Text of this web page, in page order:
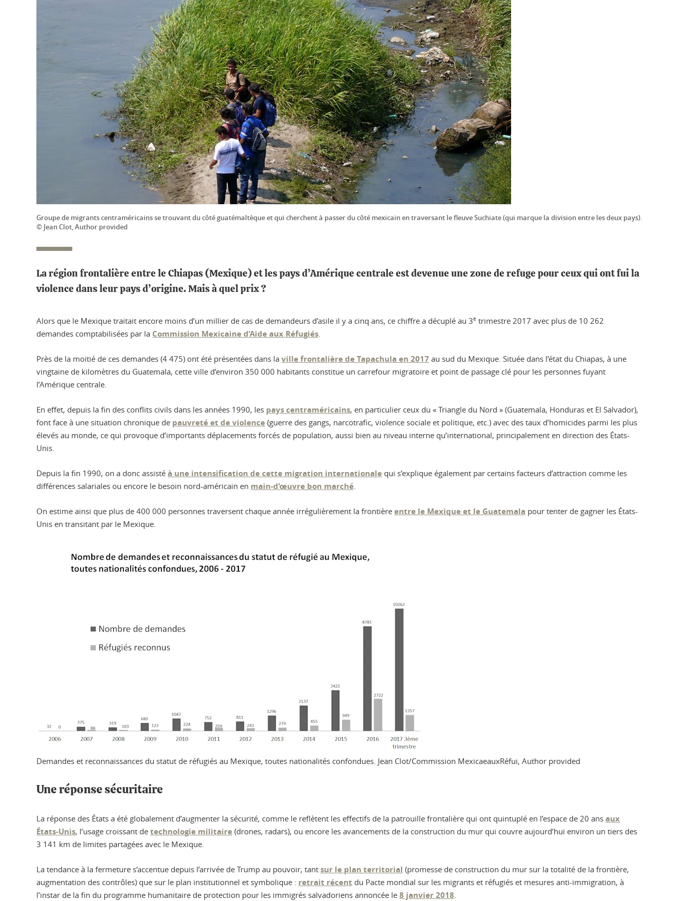
Groupe de migrants centraméricains se trouvant du côté guatémaltèque et qui cherchent à passer du côté mexicain en traversant le fleuve Suchiate (qui marque la division entre les deux pays).
© Jean Clot, Author provided
La région frontalière entre le Chiapas (Mexique) et les pays d’Amérique centrale est devenue une zone de refuge pour ceux qui ont fui la
violence dans leur pays d’origine. Mais à quel prix ?
Alors que le Mexique traitait encore moins d’un millier de cas de demandeurs d’asile il y a cinq ans, ce chiffre a décuplé au 3e trimestre 2017 avec plus de 10 262
demandes comptabilisées par la Commission Mexicaine d’Aide aux Réfugiés.
Près de la moitié de ces demandes (4 475) ont été présentées dans la ville frontalière de Tapachula en 2017 au sud du Mexique. Située dans l’état du Chiapas, à une
vingtaine de kilomètres du Guatemala, cette ville d’environ 350 000 habitants constitue un carrefour migratoire et point de passage clé pour les personnes fuyant
l’Amérique centrale.
En effet, depuis la fin des conflits civils dans les années 1990, les pays centraméricains, en particulier ceux du « Triangle du Nord » (Guatemala, Honduras et El Salvador),
font face à une situation chronique de pauvreté et de violence (guerre des gangs, narcotrafic, violence sociale et politique, etc.) avec des taux d’homicides parmi les plus
élevés au monde, ce qui provoque d’importants déplacements forcés de population, aussi bien au niveau interne qu’international, principalement en direction des États-
Unis.
Depuis la fin 1990, on a donc assisté à une intensification de cette migration internationale qui s’explique également par certains facteurs d’attraction comme les
différences salariales ou encore le besoin nord-américain en main-d’œuvre bon marché.
On estime ainsi que plus de 400 000 personnes traversent chaque année irrégulièrement la frontière entre le Mexique et le Guatemala pour tenter de gagner les États-
Unis en transitant par le Mexique.
Demandes et reconnaissances du statut de réfugiés au Mexique, toutes nationalités confondues. Jean Clot/Commission MexicaeauxRéfui, Author provided
Une réponse sécuritaire
La réponse des États a été globalement d’augmenter la sécurité, comme le reflètent les effectifs de la patrouille frontalière qui ont quintuplé en l’espace de 20 ans aux
États-Unis, l’usage croissant de technologie militaire (drones, radars), ou encore les avancements de la construction du mur qui couvre aujourd’hui environ un tiers des
3 141 km de limites partagées avec le Mexique.
La tendance à la fermeture s’accentue depuis l’arrivée de Trump au pouvoir, tant sur le plan territorial (promesse de construction du mur sur la totalité de la frontière,
augmentation des contrôles) que sur le plan institutionnel et symbolique : retrait récent du Pacte mondial sur les migrants et réfugiés et mesures anti-immigration, à
l’instar de la fin du programme humanitaire de protection pour les immigrés salvadoriens annoncée le 8 janvier 2018.